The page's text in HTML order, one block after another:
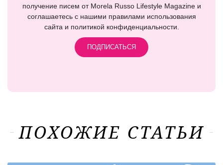
получение писем от Morela Russo Lifestyle Magazine и
соглашаетесь с нашими правилами использования
сайта и политикой конфиденциальности.
ПОХОЖИЕ СТАТЬИ